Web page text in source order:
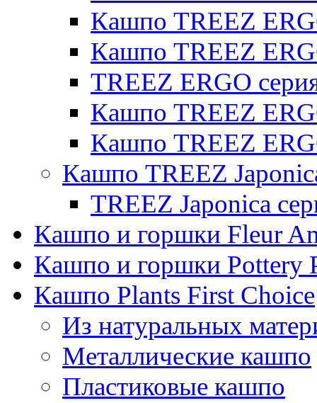
Кашпо TREEZ
Кашпо TREEZ
TREEZ ERGO
Кашпо TREEZ
Кашпо TREEZ
Кашпо TREEZ
TREEZ Japonica
Кашпо и горшки Fleur
Кашпо и горшки Pottery
Кашпо Plants First Choice
Из натуральных
Металлические кашпо
Пластиковые кашпо